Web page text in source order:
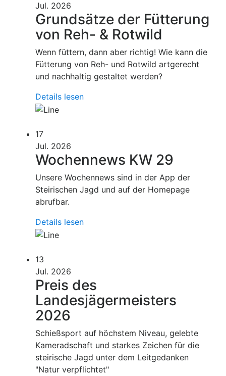
Jul. 2026
Grundsätze der Fütterung
von Reh- & Rotwild
Wenn füttern, dann aber richtig! Wie kann die
Fütterung von Reh- und Rotwild artgerecht
und nachhaltig gestaltet werden?
Details lesen
17
Jul. 2026
Wochennews KW 29
Unsere Wochennews sind in der App der
Steirischen Jagd und auf der Homepage
abrufbar.
Details lesen
13
Jul. 2026
Preis des
Landesjägermeisters
2026
Schießsport auf höchstem Niveau, gelebte
Kameradschaft und starkes Zeichen für die
steirische Jagd unter dem Leitgedanken
"Natur verpflichtet"